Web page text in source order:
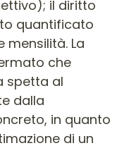
il diritto
quantificato
mensilità. La
che
spetta al
dalla
in quanto
di un